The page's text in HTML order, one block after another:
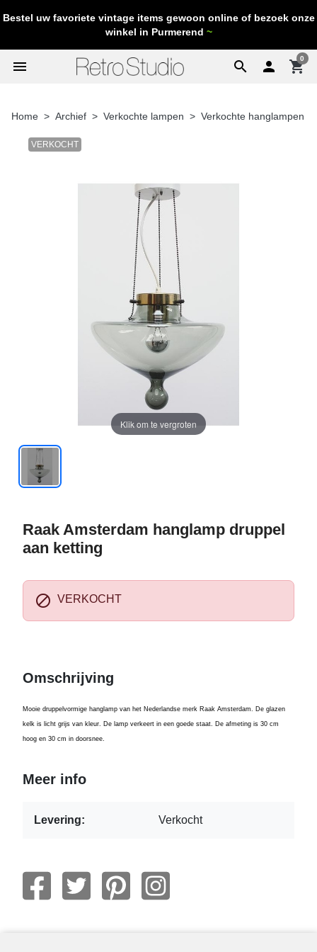
Bestel uw favoriete vintage items gewoon online of bezoek onze
winkel in Purmerend ~
search
menu  shopping_cart
0
Home Archief Verkochte lampen Verkochte hanglampen
VERKOCHT
Klik om te vergroten
Raak Amsterdam hanglamp druppel
aan ketting
 VERKOCHT
Omschrijving
Mooie druppelvormige hanglamp van het Nederlandse merk Raak Amsterdam. De glazen
kelk is licht grijs van kleur. De lamp verkeert in een goede staat. De afmeting is 30 cm
hoog en 30 cm in doorsnee.
Meer info
Levering: Verkocht